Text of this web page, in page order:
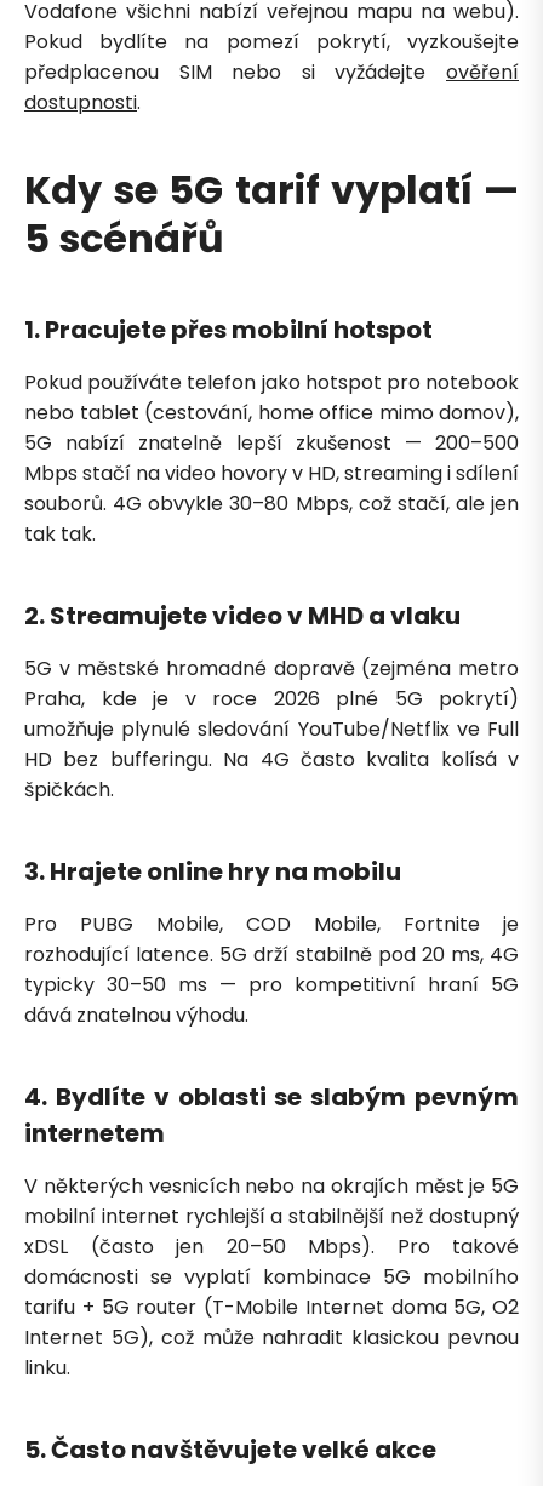
Vodafone všichni nabízí veřejnou mapu na webu).
Pokud bydlíte na pomezí pokrytí, vyzkoušejte
předplacenou SIM nebo si vyžádejte ověření
dostupnosti.
Kdy se 5G tarif vyplatí —
5 scénářů
1. Pracujete přes mobilní hotspot
Pokud používáte telefon jako hotspot pro notebook
nebo tablet (cestování, home office mimo domov),
5G nabízí znatelně lepší zkušenost — 200–500
Mbps stačí na video hovory v HD, streaming i sdílení
souborů. 4G obvykle 30–80 Mbps, což stačí, ale jen
tak tak.
2. Streamujete video v MHD a vlaku
5G v městské hromadné dopravě (zejména metro
Praha, kde je v roce 2026 plné 5G pokrytí)
umožňuje plynulé sledování YouTube/Netflix ve Full
HD bez bufferingu. Na 4G často kvalita kolísá v
špičkách.
3. Hrajete online hry na mobilu
Pro PUBG Mobile, COD Mobile, Fortnite je
rozhodující latence. 5G drží stabilně pod 20 ms, 4G
typicky 30–50 ms — pro kompetitivní hraní 5G
dává znatelnou výhodu.
4. Bydlíte v oblasti se slabým pevným
internetem
V některých vesnicích nebo na okrajích měst je 5G
mobilní internet rychlejší a stabilnější než dostupný
xDSL (často jen 20–50 Mbps). Pro takové
domácnosti se vyplatí kombinace 5G mobilního
tarifu + 5G router (T-Mobile Internet doma 5G, O2
Internet 5G), což může nahradit klasickou pevnou
linku.
5. Často navštěvujete velké akce